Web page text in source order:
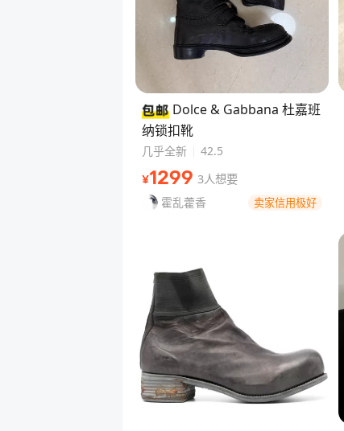
Dolce & Gabbana 杜嘉班
纳锁扣靴
几乎全新 42.5
¥1299 3人想要
霍乱藿香
卖家信用极好